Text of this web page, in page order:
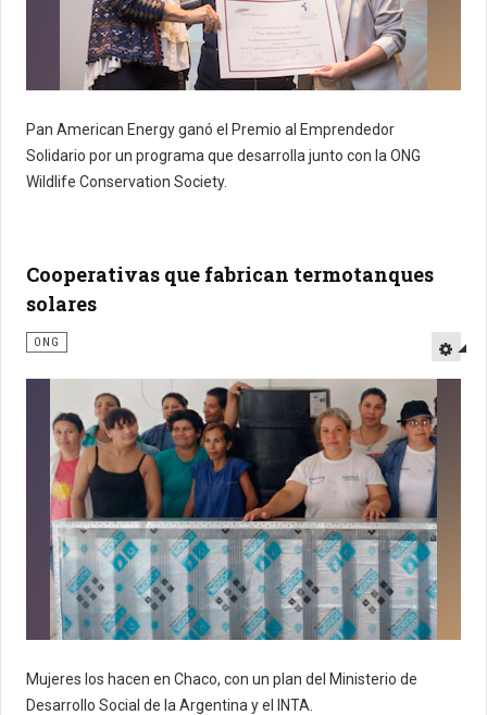
Pan American Energy ganó el Premio al Emprendedor
Solidario por un programa que desarrolla junto con la ONG
Wildlife Conservation Society.
Cooperativas que fabrican termotanques
solares
ONG
Mujeres los hacen en Chaco, con un plan del Ministerio de
Desarrollo Social de la Argentina y el INTA.